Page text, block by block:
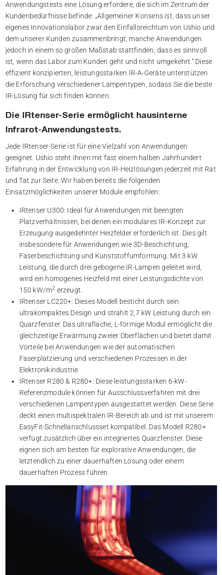
Anwendungstests eine Lösung erfordere, die sich im Zentrum der
Kundenbedürfnisse befinde: „Allgemeiner Konsens ist, dass unser
eigenes Innovationslabor zwar den Einfallsreichtum von Ushio und
dem unserer Kunden zusammenbringt, manche Anwendungen
jedoch in einem so großen Maßstab stattfinden, dass es sinnvoll
ist, wenn das Labor zum Kunden geht und nicht umgekehrt.“ Diese
effizient konzipierten, leistungsstarken IR-A-Geräte unterstützen
die Erforschung verschiedener Lampentypen, sodass Sie die beste
IR-Lösung für sich finden können.
Die IRtenser-Serie ermöglicht hausinterne
Infrarot-Anwendungstests.
Jede IRtenser-Serie ist für eine Vielzahl von Anwendungen
geeignet. Ushio steht Ihnen mit fast einem halben Jahrhundert
Erfahrung in der Entwicklung von IR-Heizlösungen jederzeit mit Rat
und Tat zur Seite. Wir haben bereits die folgenden
Einsatzmöglichkeiten unserer Module empfohlen:
IRtenser U300: Ideal für Anwendungen mit beengten
Platzverhältnissen, bei denen ein modulares IR-Konzept zur
Erzeugung ausgedehnter Heizfelder erforderlich ist. Dies gilt
insbesondere für Anwendungen wie 3D-Beschichtung,
Faserbeschichtung und Kunststoffumformung. Mit 3 kW
Leistung, die durch drei gebogene IR-Lampen geleitet wird,
wird ein homogenes Heizfeld mit einer Leistungsdichte von
150 kW/m2 erzeugt.
IRtenser LC220+: Dieses Modell besticht durch sein
ultrakompaktes Design und strahlt 2,7 kW Leistung durch ein
Quarzfenster. Das ultraflache, L-förmige Modul ermöglicht die
gleichzeitige Erwärmung zweier Oberflächen und bietet damit
Vorteile bei Anwendungen wie der automatischen
Faserplatzierung und verschiedenen Prozessen in der
Elektronikindustrie.
IRtenser R280 & R280+: Diese leistungsstarken 6-kW-
Referenzmodule können für Ausschlussverfahren mit drei
verschiedenen Lampentypen ausgestattet werden. Diese Serie
deckt einen multispektralen IR-Bereich ab und ist mit unserem
EasyFit-Schnellanschlussset kompatibel. Das Modell R280+
verfügt zusätzlich über ein integriertes Quarzfenster. Diese
eignen sich am besten für explorative Anwendungen, die
letztendlich zu einer dauerhaften Lösung oder einem
dauerhaften Prozess führen.